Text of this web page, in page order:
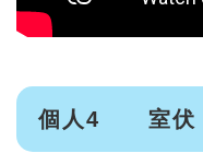
個人4 室伏